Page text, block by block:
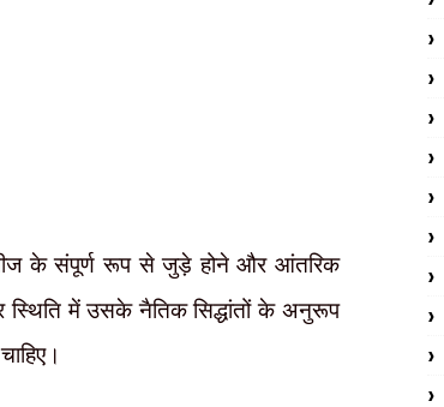
चीज के संपूर्ण रूप से जुड़े होने और आंतरिक
में उसके नैतिक सिद्धांतों के अनुरूप